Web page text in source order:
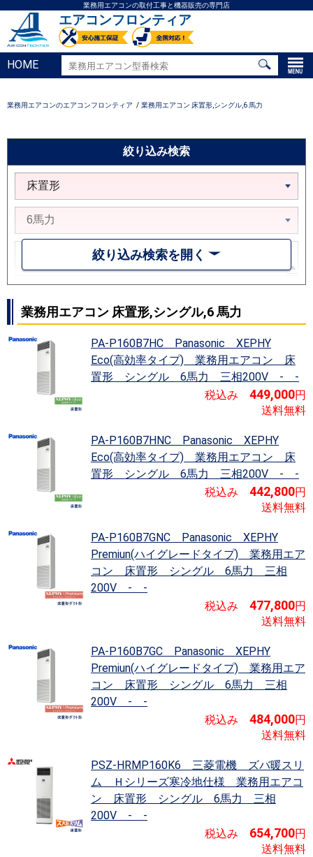
業務用エアコンの取付工事と機器販売の専門店
エアコンフロンティア
HOME
業務用エアコンのエアコンフロンティア 業務用エアコン 床置形,シングル,6 馬力
絞り込み検索
価格が安い順
APFが高い順
その他仕様
絞り込み検索を開く
業務用エアコン 床置形,シングル,6 馬力
PA-P160B7HC Panasonic XEPHY
Eco(高効率タイプ) 業務用エアコン 床
置形 シングル 6馬力 三相200V - -
税込み 449,000円
送料無料
PA-P160B7HNC Panasonic XEPHY
Eco(高効率タイプ) 業務用エアコン 床
置形 シングル 6馬力 三相200V - -
税込み 442,800円
送料無料
PA-P160B7GNC Panasonic XEPHY
Premiun(ハイグレードタイプ) 業務用エア
コン 床置形 シングル 6馬力 三相
200V - -
税込み 477,800円
送料無料
PA-P160B7GC Panasonic XEPHY
Premiun(ハイグレードタイプ) 業務用エア
コン 床置形 シングル 6馬力 三相
200V - -
税込み 484,000円
送料無料
PSZ-HRMP160K6 三菱電機 ズバ暖スリ
ム Ｈシリーズ寒冷地仕様 業務用エアコ
ン 床置形 シングル 6馬力 三相
200V - -
税込み 654,700円
送料無料